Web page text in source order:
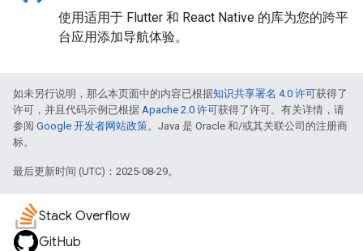
使用适用于 Flutter 和 React Native 的库为您的跨平
台应用添加导航体验。
如未另行说明，那么本页面中的内容已根据知识共享署名 4.0 许可获得了
许可，并且代码示例已根据 Apache 2.0 许可获得了许可。有关详情，请
参阅 Google 开发者网站政策。Java 是 Oracle 和/或其关联公司的注册商
标。
最后更新时间 (UTC)：2025-08-29。
Stack Overflow
GitHub